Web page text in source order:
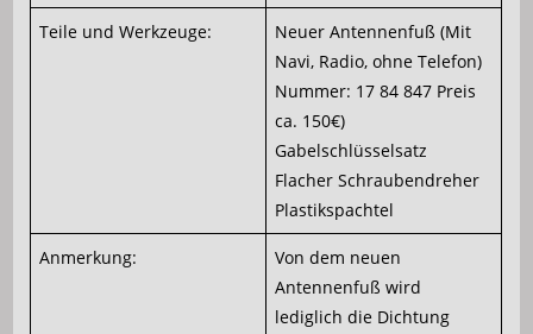
Teile und Werkzeuge:
Neuer Antennenfuß (Mit
Navi, Radio, ohne Telefon)
Nummer: 17 84 847 Preis
ca. 150€)
Gabelschlüsselsatz
Flacher Schraubendreher
Plastikspachtel
Anmerkung:
Von dem neuen
Antennenfuß wird
lediglich die Dichtung